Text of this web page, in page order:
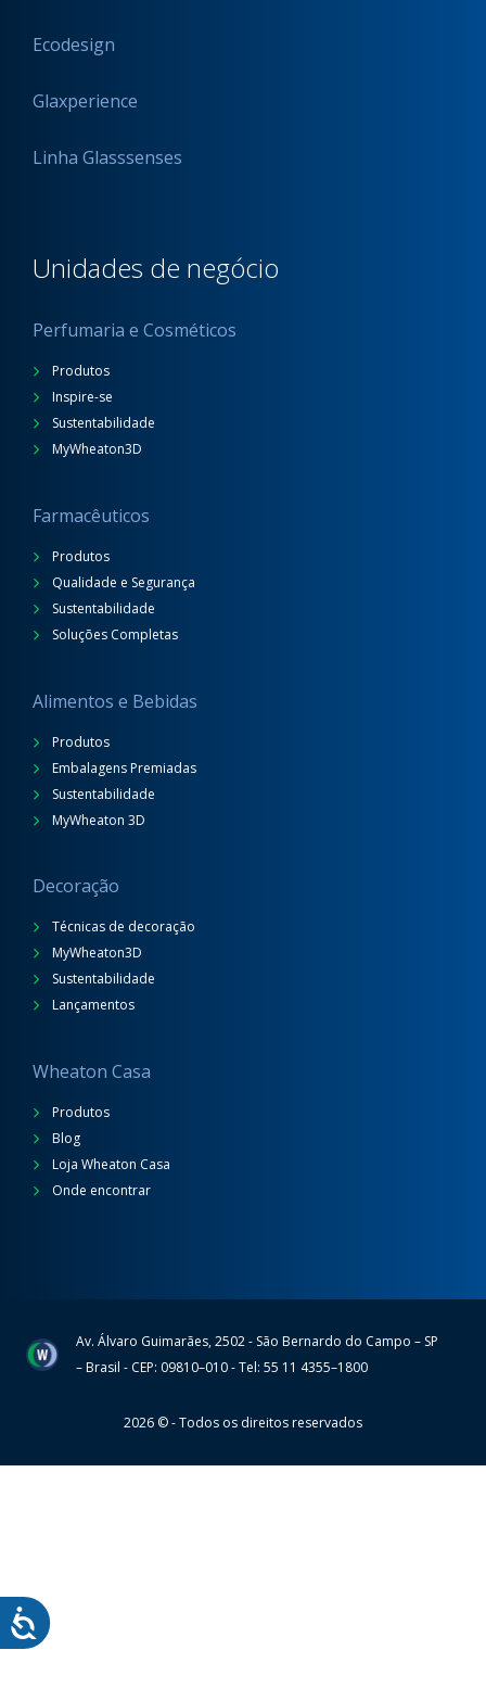
Ecodesign
Glaxperience
Linha Glasssenses
Unidades de negócio
Perfumaria e Cosméticos
Produtos
Inspire-se
Sustentabilidade
MyWheaton3D
Farmacêuticos
Produtos
Qualidade e Segurança
Sustentabilidade
Soluções Completas
Alimentos e Bebidas
Produtos
Embalagens Premiadas
Sustentabilidade
MyWheaton 3D
Decoração
Técnicas de decoração
MyWheaton3D
Sustentabilidade
Lançamentos
Wheaton Casa
Produtos
Blog
Loja Wheaton Casa
Onde encontrar
WheatonAv. Álvaro Guimarães, 2502 - São Bernardo do Campo – SP
– Brasil - CEP: 09810–010 - Tel: 55 11 4355–1800
2026 © - Todos os direitos reservados